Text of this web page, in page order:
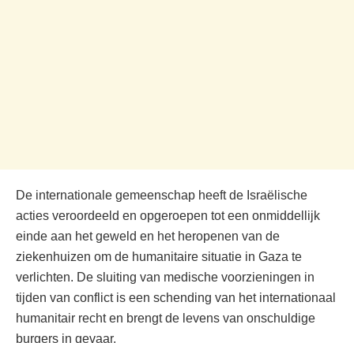
De internationale gemeenschap heeft de Israëlische
acties veroordeeld en opgeroepen tot een onmiddellijk
einde aan het geweld en het heropenen van de
ziekenhuizen om de humanitaire situatie in Gaza te
verlichten. De sluiting van medische voorzieningen in
tijden van conflict is een schending van het internationaal
humanitair recht en brengt de levens van onschuldige
burgers in gevaar.